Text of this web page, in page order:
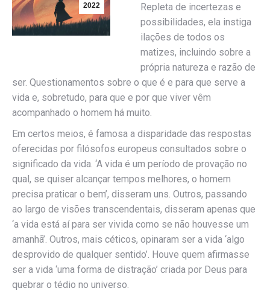
2022
Repleta de incertezas e
possibilidades, ela instiga
ilações de todos os
matizes, incluindo sobre a
própria natureza e razão de
ser. Questionamentos sobre o que é e para que serve a
vida e, sobretudo, para que e por que viver vêm
acompanhado o homem há muito.
Em certos meios, é famosa a disparidade das respostas
oferecidas por filósofos europeus consultados sobre o
significado da vida. ‘A vida é um período de provação no
qual, se quiser alcançar tempos melhores, o homem
precisa praticar o bem’, disseram uns. Outros, passando
ao largo de visões transcendentais, disseram apenas que
‘a vida está aí para ser vivida como se não houvesse um
amanhã’. Outros, mais céticos, opinaram ser a vida ‘algo
desprovido de qualquer sentido’. Houve quem afirmasse
ser a vida ‘uma forma de distração’ criada por Deus para
quebrar o tédio no universo.